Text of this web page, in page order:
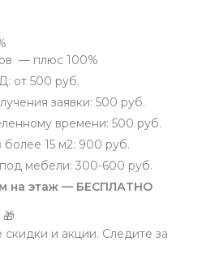
— плюс 100%
от 500 руб.
заявки: 500 руб.
времени: 500 руб.
более 15 м2: 900 руб.
мебели: 300-600 руб.
на этаж — БЕСПЛАТНО
и акции. Следите за